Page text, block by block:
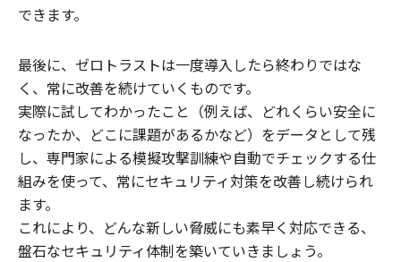
できます。
最後に、ゼロトラストは一度導入したら終わりではな
く、常に改善を続けていくものです。
実際に試してわかったこと（例えば、どれくらい安全に
なったか、どこに課題があるかなど）をデータとして残
し、専門家による模擬攻撃訓練や自動でチェックする仕
組みを使って、常にセキュリティ対策を改善し続けられ
ます。
これにより、どんな新しい脅威にも素早く対応できる、
盤石なセキュリティ体制を築いていきましょう。